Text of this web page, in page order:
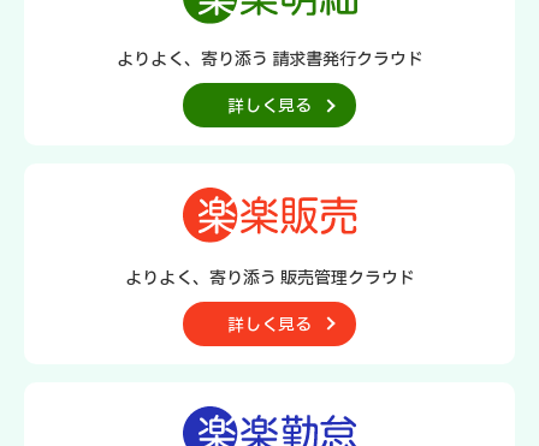
よりよく、寄り添う 請求書発行クラウド
詳しく見る
よりよく、寄り添う 販売管理クラウド
詳しく見る